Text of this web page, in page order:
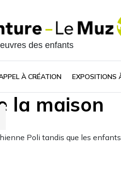
des enfants
À CRÉATION EXPOSITIONS
la maison
Poli tandis que les